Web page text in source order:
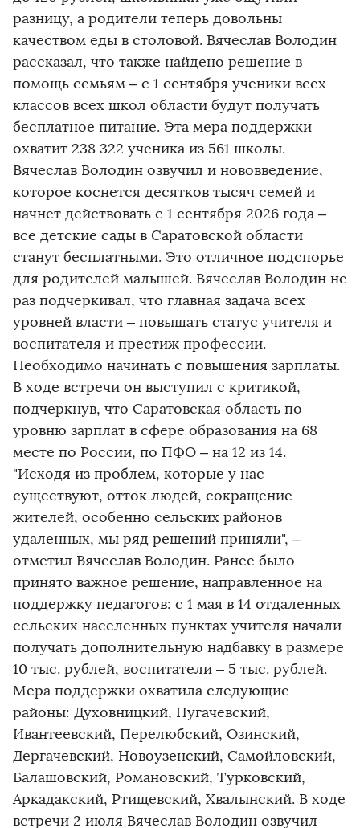
разницу, а родители теперь довольны
качеством еды в столовой. Вячеслав Володин
рассказал, что также найдено решение в
помощь семьям – с 1 сентября ученики всех
классов всех школ области будут получать
бесплатное питание. Эта мера поддержки
охватит 238 322 ученика из 561 школы.
Вячеслав Володин озвучил и нововведение,
которое коснется десятков тысяч семей и
начнет действовать с 1 сентября 2026 года –
все детские сады в Саратовской области
станут бесплатными. Это отличное подспорье
для родителей малышей. Вячеслав Володин не
раз подчеркивал, что главная задача всех
уровней власти – повышать статус учителя и
воспитателя и престиж профессии.
Необходимо начинать с повышения зарплаты.
В ходе встречи он выступил с критикой,
подчеркнув, что Саратовская область по
уровню зарплат в сфере образования на 68
месте по России, по ПФО – на 12 из 14.
"Исходя из проблем, которые у нас
существуют, отток людей, сокращение
жителей, особенно сельских районов
удаленных, мы ряд решений приняли", –
отметил Вячеслав Володин. Ранее было
принято важное решение, направленное на
поддержку педагогов: с 1 мая в 14 отдаленных
сельских населенных пунктах учителя начали
получать дополнительную надбавку в размере
10 тыс. рублей, воспитатели – 5 тыс. рублей.
Мера поддержки охватила следующие
районы: Духовницкий, Пугачевский,
Ивантеевский, Перелюбский, Озинский,
Дергачевский, Новоузенский, Самойловский,
Балашовский, Романовский, Турковский,
Аркадакский, Ртищевский, Хвалынский. В ходе
встречи 2 июля Вячеслав Володин озвучил